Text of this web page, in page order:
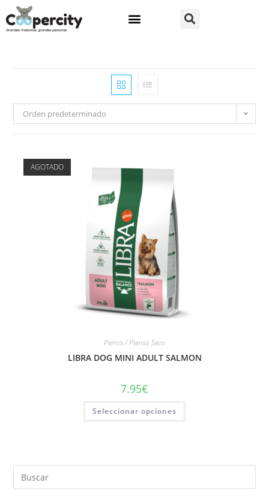
Orden predeterminado
AGOTADO
Perros / Pienso Seco
LIBRA DOG MINI ADULT SALMON
7.95€
Seleccionar opciones